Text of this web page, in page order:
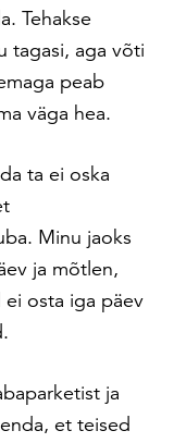
Tehakse
tagasi, aga võti
peab
väga hea.
ta ei oska
Minu jaoks
ja mõtlen,
ei osta iga päev
ja
et teised